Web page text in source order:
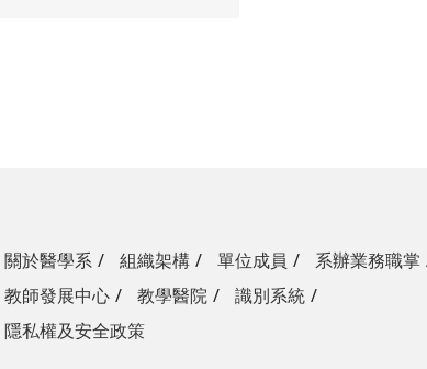
關於醫學系 組織架構 單位成員
系辦業務職掌
教師發展中心
教學醫院
識別系統
隱私權及安全政策